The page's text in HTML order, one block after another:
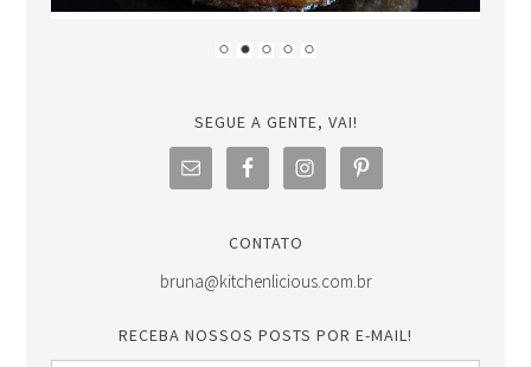
SEGUE A GENTE, VAI!
CONTATO
bruna@kitchenlicious.com.br
RECEBA NOSSOS POSTS POR E-MAIL!